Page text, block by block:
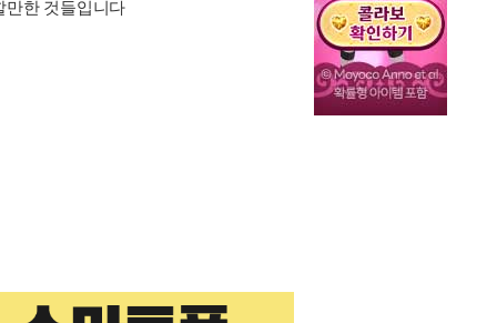
만한 것들입니다